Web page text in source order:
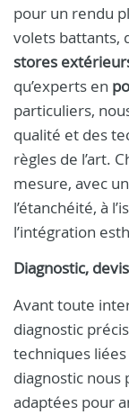
pour un rendu
volets battants,
stores
qu’experts en
particuliers,
qualité et des
règles de l’art.
mesure, avec
l’étanchéité, à
l’intégration
Diagnostic,
Avant toute
diagnostic
techniques liées
diagnostic
adaptées pour